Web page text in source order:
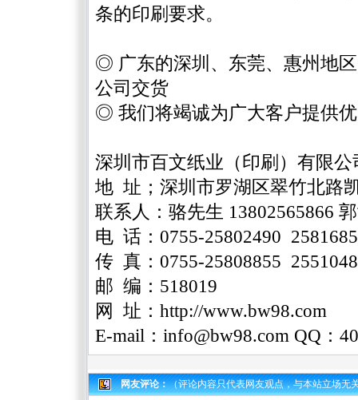
条的印刷要求。
◎ 广东的深圳、东莞、惠州地
公司交货
◎ 我们将竭诚为广大客户提供
深圳市百文纸业（印刷）有限公
地 址；深圳市罗湖区翠竹北路
联系人：骆先生 13802565866
电 话：0755-25802490
传 真：0755-25808855
邮 编：518019
网 址： http://www.bw98.com
E-mail： info@bw98.com QQ：
网友评论：（评论内容只代表网友观点，与本站立场无